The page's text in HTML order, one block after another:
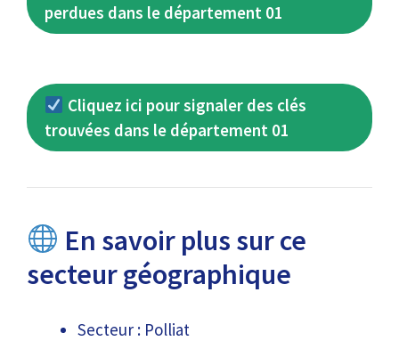
perdues dans le département 01
Cliquez ici pour signaler des clés
trouvées dans le département 01
En savoir plus sur ce
secteur géographique
Secteur : Polliat